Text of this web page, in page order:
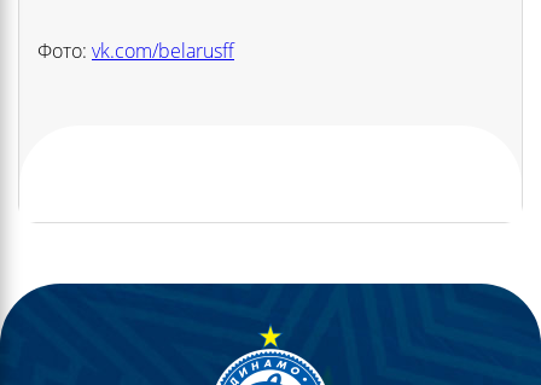
Фото: vk.com/belarusff